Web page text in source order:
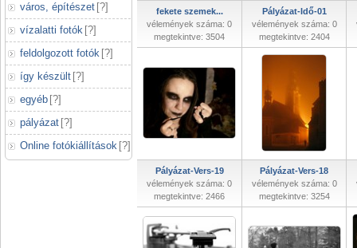
város, építészet [?]
vízalatti fotók [?]
feldolgozott fotók [?]
így készült [?]
egyéb [?]
pályázat [?]
Online fotókiállítások [?]
fekete szemek...
vélemények száma: 0
megtekintve: 3504
Pályázat-Idő-01
vélemények száma: 0
megtekintve: 2404
Pályázat-Vers-19
vélemények száma: 0
megtekintve: 2466
Pályázat-Vers-18
vélemények száma: 0
megtekintve: 3254